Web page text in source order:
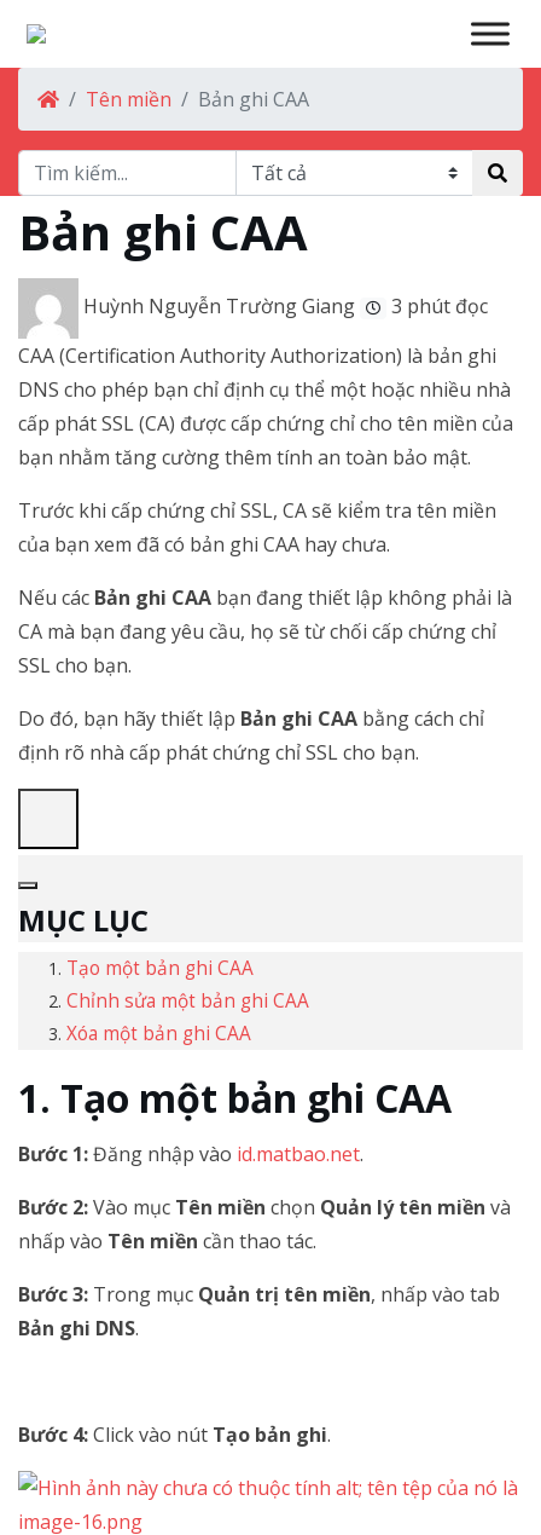
Tên miền Bản ghi CAA
Bản ghi CAA
Huỳnh Nguyễn Trường Giang
3 phút đọc
CAA (Certification Authority Authorization) là bản ghi
DNS cho phép bạn chỉ định cụ thể một hoặc nhiều nhà
cấp phát SSL (CA) được cấp chứng chỉ cho tên miền của
bạn nhằm tăng cường thêm tính an toàn bảo mật.
Trước khi cấp chứng chỉSSL, CA sẽ kiểm tra tên miền
của bạn xem đã có bản ghi CAA hay chưa.
Nếu các Bản ghi CAA bạn đang thiết lập không phải là
CA mà bạn đang yêu cầu, họ sẽ từ chối cấp chứng chỉ
SSL cho bạn.
Do đó, bạn hãy thiết lập Bản ghi CAA bằng cách chỉ
định rõ nhà cấp phát chứng chỉ SSL cho bạn.
MỤC LỤC
Tạo một bản ghi CAA
Chỉnh sửa một bản ghi CAA
Xóa một bản ghi CAA
Tạo một bản ghi CAA
Bước 1:Đăng nhập vào id.matbao.net.
Bước 2:Vào mục Tên miền chọn Quản lý tên miền và
nhấp vào Tên miền cần thao tác.
Bước 3: Trong mục Quản trị tên miền, nhấp vào tab
Bản ghi DNS.
Bước 4:Click vào nút Tạo bản ghi.